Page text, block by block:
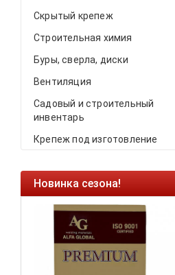
Скрытый крепеж
Строительная химия
Буры, сверла, диски
Вентиляция
Садовый и строительный
инвентарь
Крепеж под изготовление
Новинка сезона!